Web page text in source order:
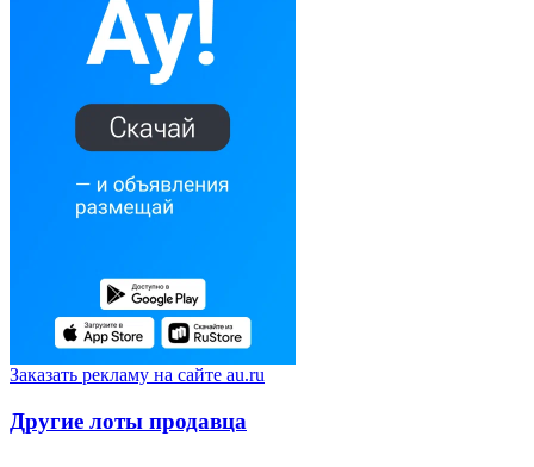
Заказать рекламу на сайте au.ru
Другие лоты продавца